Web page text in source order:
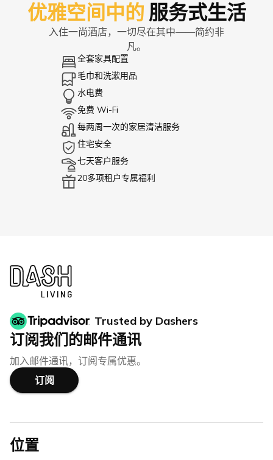
优雅空间中的 服务式生活
入住一尚酒店，一切尽在其中——简约非
凡。
全套家具配置
毛巾和洗漱用品
水电费
免费 Wi-Fi
每两周一次的家居清洁服务
住宅安全
七天客户服务
20多项租户专属福利
Trusted by Dashers
订阅我们的邮件通讯
加入邮件通讯，订阅专属优惠。
订阅
位置